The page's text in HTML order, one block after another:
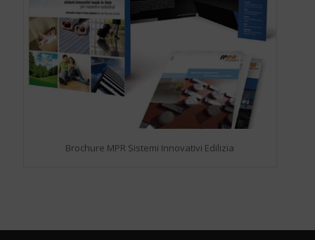
Brochure MPR Sistemi Innovativi Edilizia